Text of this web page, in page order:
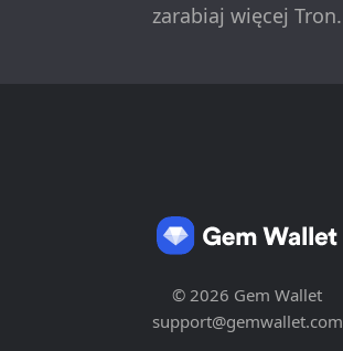
zarabiaj więcej Tron.
© 2026 Gem Wallet
support@gemwallet.com